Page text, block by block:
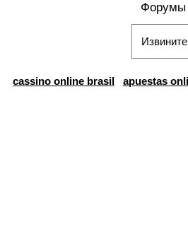
Форумы
cassino online brasil apuestas